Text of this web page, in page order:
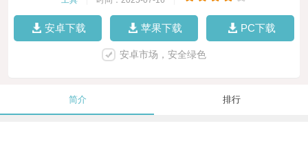
安卓下载 苹果下载 PC下载
安卓市场，安全绿色
简介 排行